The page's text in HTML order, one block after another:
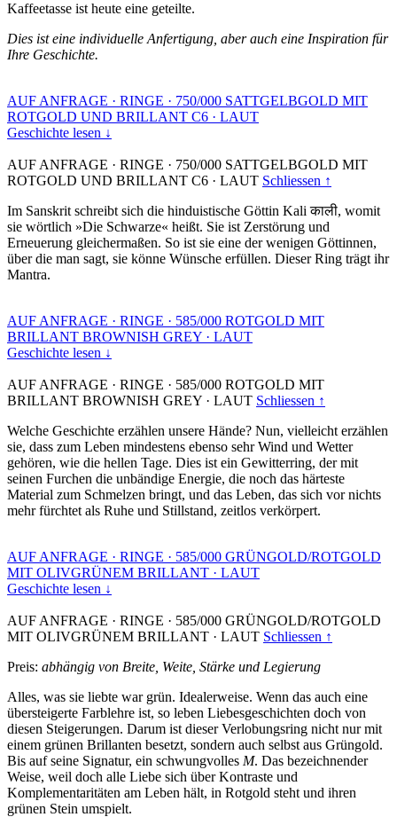
Kaffeetasse ist heute eine geteilte.
Dies ist eine individuelle Anfertigung, aber auch eine Inspiration für
Ihre Geschichte.
AUF ANFRAGE · RINGE · 750/000 SATTGELBGOLD MIT
ROTGOLD UND BRILLANT C6 · LAUT
Geschichte lesen ↓
AUF ANFRAGE · RINGE · 750/000 SATTGELBGOLD MIT
ROTGOLD UND BRILLANT C6 · LAUT Schliessen ↑
Im Sanskrit schreibt sich die hinduistische Göttin Kali काली, womit
sie wörtlich »Die Schwarze« heißt. Sie ist Zerstörung und
Erneuerung gleichermaßen. So ist sie eine der wenigen Göttinnen,
über die man sagt, sie könne Wünsche erfüllen. Dieser Ring trägt ihr
Mantra.
AUF ANFRAGE · RINGE · 585/000 ROTGOLD MIT
BRILLANT BROWNISH GREY · LAUT
Geschichte lesen ↓
AUF ANFRAGE · RINGE · 585/000 ROTGOLD MIT
BRILLANT BROWNISH GREY · LAUT Schliessen ↑
Welche Geschichte erzählen unsere Hände? Nun, vielleicht erzählen
sie, dass zum Leben mindestens ebenso sehr Wind und Wetter
gehören, wie die hellen Tage. Dies ist ein Gewitterring, der mit
seinen Furchen die unbändige Energie, die noch das härteste
Material zum Schmelzen bringt, und das Leben, das sich vor nichts
mehr fürchtet als Ruhe und Stillstand, zeitlos verkörpert.
AUF ANFRAGE · RINGE · 585/000 GRÜNGOLD/ROTGOLD
MIT OLIVGRÜNEM BRILLANT · LAUT
Geschichte lesen ↓
AUF ANFRAGE · RINGE · 585/000 GRÜNGOLD/ROTGOLD
MIT OLIVGRÜNEM BRILLANT · LAUT Schliessen ↑
Preis: abhängig von Breite, Weite, Stärke und Legierung
Alles, was sie liebte war grün. Idealerweise. Wenn das auch eine
übersteigerte Farblehre ist, so leben Liebesgeschichten doch von
diesen Steigerungen. Darum ist dieser Verlobungsring nicht nur mit
einem grünen Brillanten besetzt, sondern auch selbst aus Grüngold.
Bis auf seine Signatur, ein schwungvolles M. Das bezeichnender
Weise, weil doch alle Liebe sich über Kontraste und
Komplementaritäten am Leben hält, in Rotgold steht und ihren
grünen Stein umspielt.